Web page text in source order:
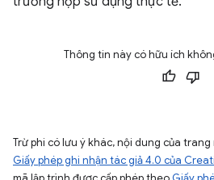
Thông tin này có hữu ích
Trừ phi có lưu ý khác, nội dung của
Giấy phép ghi nhận tác giả 4.0 của